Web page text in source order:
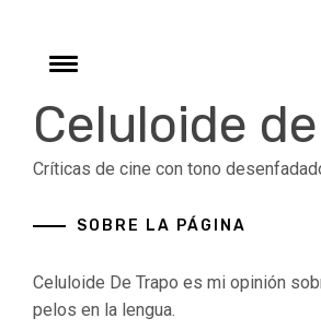
contentToggle
Celuloide
Críticas de cine con tono
SOBRE LA PÁGINA
Celuloide De Trapo es mi opinión
pelos en la lengua.